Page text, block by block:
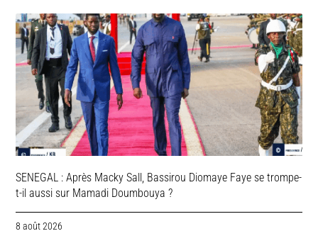
SENEGAL : Après Macky Sall, Bassirou Diomaye Faye se trompe-
t-il aussi sur Mamadi Doumbouya ?
8 août 2026